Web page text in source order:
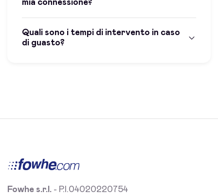
mia connessione?
Quali sono i tempi di intervento in caso
di guasto?
Fowhe s.r.l. - P.I.04020220754